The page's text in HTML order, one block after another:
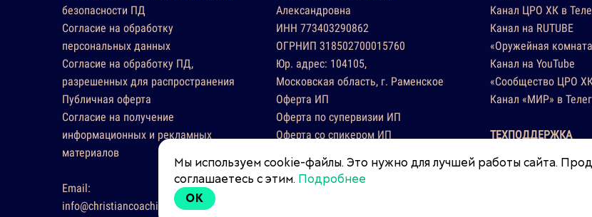
безопасности ПД
Согласие на обработку
персональных данных
Согласие на обработку ПД,
разрешенных для распространения
Публичная оферта
Согласие на получение
информационных и рекламных
материалов
Email:
info@christiancoaching.ru
Александровна
ИНН 773403290862
ОГРНИП 318502700015760
Юр. адрес: 104105,
Московская область, г. Раменское
Оферта ИП
Оферта по супервизии ИП
Оферта со спикером ИП
Канал ЦРО ХК в
Канал на RUTUBE
«Оружейная
Канал на YouTube
«Сообщество ЦРО
Канал «МИР» в
ТЕХПОДДЕРЖКА
Мы используем cookie-файлы. Это нужно для лучшей работы сайта.
соглашаетесь с этим. Подробнее
OK